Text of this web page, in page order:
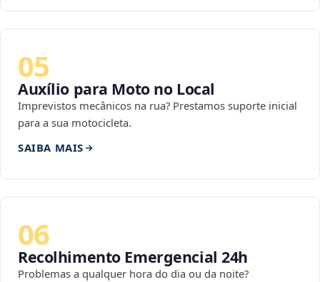
05
Auxílio para Moto no Local
Imprevistos mecânicos na rua? Prestamos suporte inicial
para a sua motocicleta.
SAIBA MAIS
06
Recolhimento Emergencial 24h
Problemas a qualquer hora do dia ou da noite?